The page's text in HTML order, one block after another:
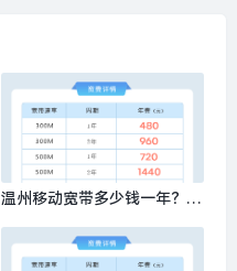
温州移动宽带多少钱一年？推